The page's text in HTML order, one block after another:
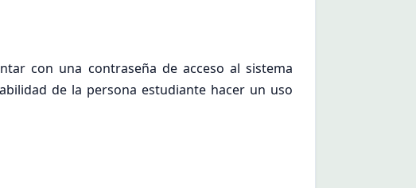
con una contraseña de acceso al sistema
de la persona estudiante hacer un uso